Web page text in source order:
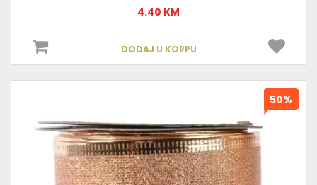
4.40 KM
DODAJ U KORPU
50%